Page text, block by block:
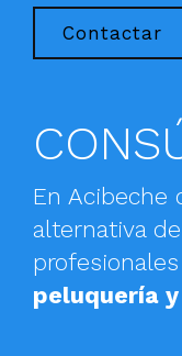
Contactar
En Acibeche
alternativa
peluquería